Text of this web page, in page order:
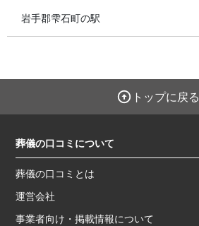
岩手郡雫石町の駅
トップに戻る
葬儀の口コミについて
葬儀の口コミとは
運営会社
事業者向け・掲載情報について